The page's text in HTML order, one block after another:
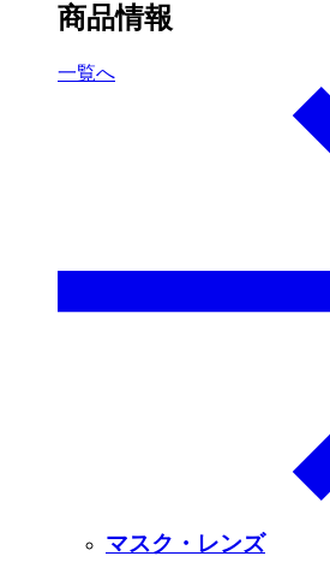
商品情報
一覧へ
マスク・レンズ